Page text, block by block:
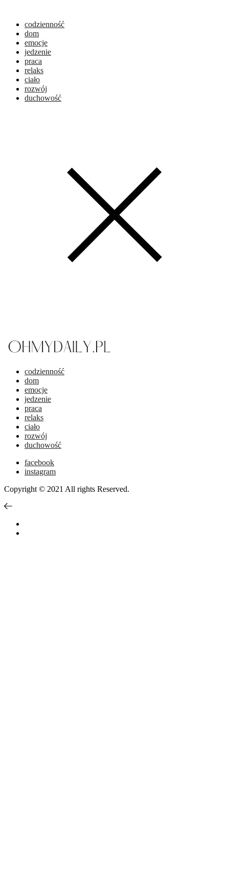
codzienność
dom
emocje
jedzenie
praca
relaks
ciało
rozwój
duchowość
codzienność
dom
emocje
jedzenie
praca
relaks
ciało
rozwój
duchowość
facebook
instagram
Copyright © 2021 All rights Reserved.